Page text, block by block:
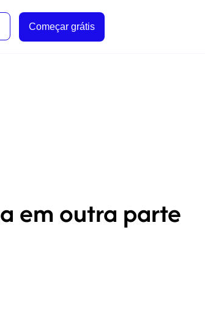
Começar grátis
em outra parte